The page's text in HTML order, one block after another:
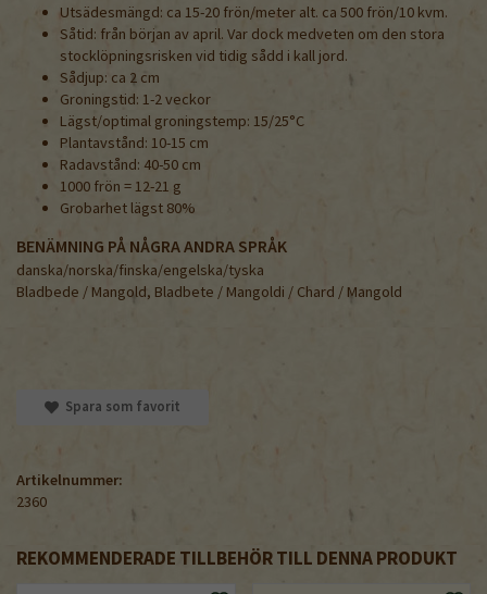
Utsädesmängd: ca 15-20 frön/meter alt. ca 500 frön/10 kvm.
Såtid: från början av april. Var dock medveten om den stora
stocklöpningsrisken vid tidig sådd i kall jord.
Sådjup: ca 2 cm
Groningstid: 1-2 veckor
Lägst/optimal groningstemp: 15/25°C
Plantavstånd: 10-15 cm
Radavstånd: 40-50 cm
1000 frön = 12-21 g
Grobarhet lägst 80%
BENÄMNING PÅ NÅGRA ANDRA SPRÅK
danska/norska/finska/engelska/tyska
Bladbede / Mangold, Bladbete / Mangoldi / Chard / Mangold
Spara som favorit
Artikelnummer:
2360
REKOMMENDERADE TILLBEHÖR TILL DENNA PRODUKT